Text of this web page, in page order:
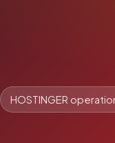
HOSTINGER